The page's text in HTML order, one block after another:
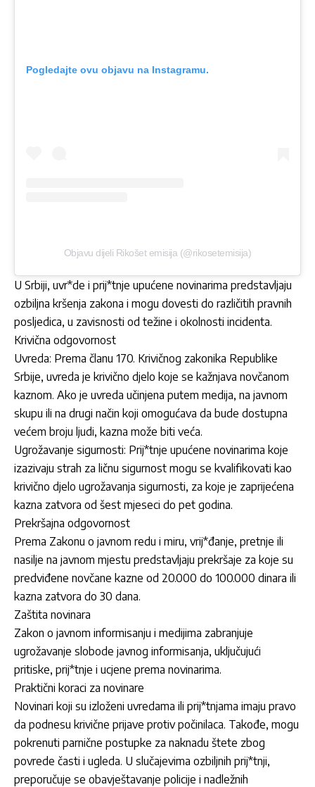
Pogledajte ovu objavu na Instagramu.
Objavu dijeli Rikošet emisija (@rikosetemisija)
U Srbiji, uvr*de i prij*tnje upućene novinarima predstavljaju
ozbiljna kršenja zakona i mogu dovesti do različitih pravnih
posljedica, u zavisnosti od težine i okolnosti incidenta.
Krivična odgovornost
Uvreda: Prema članu 170. Krivičnog zakonika Republike
Srbije, uvreda je krivično djelo koje se kažnjava novčanom
kaznom. Ako je uvreda učinjena putem medija, na javnom
skupu ili na drugi način koji omogućava da bude dostupna
većem broju ljudi, kazna može biti veća.
Ugrožavanje sigurnosti: Prij*tnje upućene novinarima koje
izazivaju strah za ličnu sigurnost mogu se kvalifikovati kao
krivično djelo ugrožavanja sigurnosti, za koje je zaprijećena
kazna zatvora od šest mjeseci do pet godina.
Prekršajna odgovornost
Prema Zakonu o javnom redu i miru, vrij*đanje, pretnje ili
nasilje na javnom mjestu predstavljaju prekršaje za koje su
predviđene novčane kazne od 20.000 do 100.000 dinara ili
kazna zatvora do 30 dana.
Zaštita novinara
Zakon o javnom informisanju i medijima zabranjuje
ugrožavanje slobode javnog informisanja, uključujući
pritiske, prij*tnje i ucjene prema novinarima.
Praktični koraci za novinare
Novinari koji su izloženi uvredama ili prij*tnjama imaju pravo
da podnesu krivične prijave protiv počinilaca. Takođe, mogu
pokrenuti parnične postupke za naknadu štete zbog
povrede časti i ugleda. U slučajevima ozbiljnih prij*tnji,
preporučuje se obavještavanje policije i nadležnih